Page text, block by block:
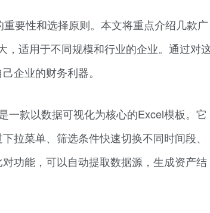
要性和选择原则。本文将重点介绍几款广
，适用于不同规模和行业的企业。通过对
企业的财务利器。
一款以数据可视化为核心的Excel模板。它
拉菜单、筛选条件快速切换不同时间段、
功能，可以自动提取数据源，生成资产结